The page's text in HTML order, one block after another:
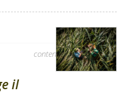
contenuto sponsorizzato
il